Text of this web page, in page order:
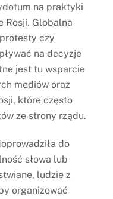
na praktyki
Rosji. Globalna
czy
na decyzje
jest tu wsparcie
mediów oraz
które często
ze strony rządu.
do
słowa lub
ludzie z
organizować